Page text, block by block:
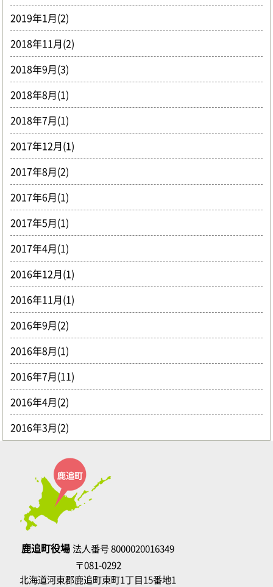
2019年1月(2)
2018年11月(2)
2018年9月(3)
2018年8月(1)
2018年7月(1)
2017年12月(1)
2017年8月(2)
2017年6月(1)
2017年5月(1)
2017年4月(1)
2016年12月(1)
2016年11月(1)
2016年9月(2)
2016年8月(1)
2016年7月(11)
2016年4月(2)
2016年3月(2)
鹿追町役場法人番号 8000020016349
〒081-0292
北海道河東郡鹿追町東町1丁目15番地1